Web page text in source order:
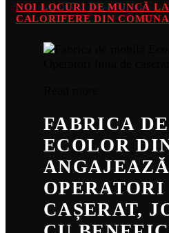
NOI LOCURI DE MUNCĂ
CALORIFERE DIN
FABRICA
ECOLOR
ANGAJEAZĂ
CAȘERAT,